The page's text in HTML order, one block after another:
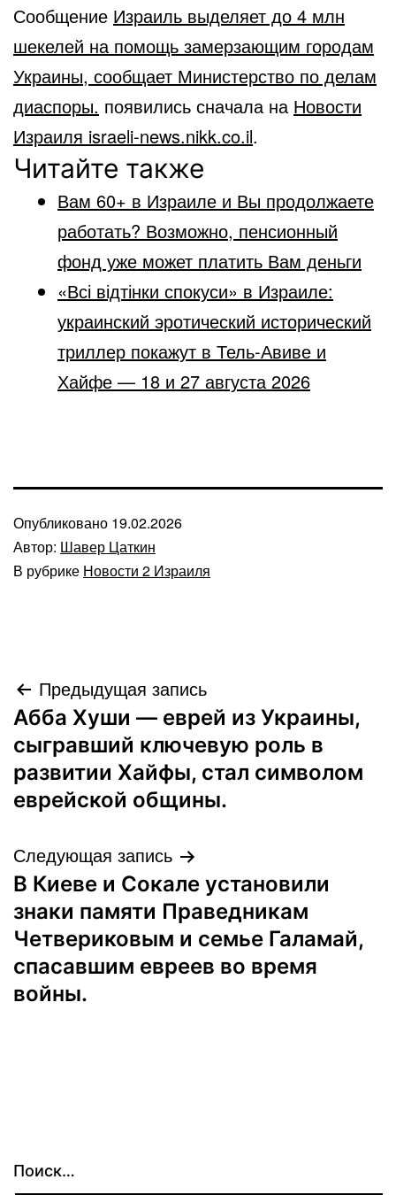
Сообщение Израиль выделяет до 4 млн
шекелей на помощь замерзающим городам
Украины, сообщает Министерство по делам
диаспоры. появились сначала на Новости
Израиля israeli-news.nikk.co.il.
Читайте также
Вам 60+ в Израиле и Вы продолжаете
работать? Возможно, пенсионный
фонд уже может платить Вам деньги
«Всі відтінки спокуси» в Израиле:
украинский эротический исторический
триллер покажут в Тель-Авиве и
Хайфе — 18 и 27 августа 2026
Опубликовано 19.02.2026
Автор: Шавер Цаткин
В рубрике Новости 2 Израиля
Навигация
по
записям
Предыдущая запись
Абба Хуши — еврей из Украины,
сыгравший ключевую роль в
развитии Хайфы, стал символом
еврейской общины.
Следующая запись
В Киеве и Сокале установили
знаки памяти Праведникам
Четвериковым и семье Галамай,
спасавшим евреев во время
войны.
Поиск…